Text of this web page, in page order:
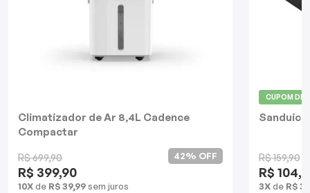
Climatizador de Ar 8,4L Cadence
Compactar
R$ 699,90
R$ 399,90
10Xde R$ 39,99sem juros
42% OFF
CUPOM DE
R$ 159,90
R$
3Xde R$